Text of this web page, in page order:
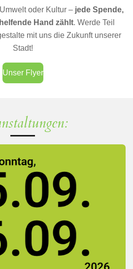
oder Kultur – jede Spende,
Hand zählt. Werde Teil
mit uns die Zukunft unserer
Stadt!
Unser Flyer